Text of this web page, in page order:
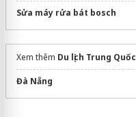
Sửa máy rửa bát bosch
Xem thêm Du lịch Trung Quốc
Đà Nẵng